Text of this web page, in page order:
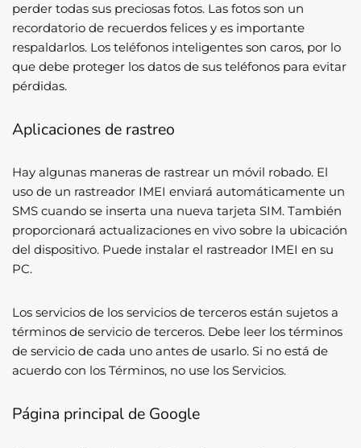
perder todas sus preciosas fotos. Las fotos son un
recordatorio de recuerdos felices y es importante
respaldarlos. Los teléfonos inteligentes son caros, por lo
que debe proteger los datos de sus teléfonos para evitar
pérdidas.
Aplicaciones de rastreo
Hay algunas maneras de rastrear un móvil robado. El
uso de un rastreador IMEI enviará automáticamente un
SMS cuando se inserta una nueva tarjeta SIM. También
proporcionará actualizaciones en vivo sobre la ubicación
del dispositivo. Puede instalar el rastreador IMEI en su
PC.
Los servicios de los servicios de terceros están sujetos a
términos de servicio de terceros. Debe leer los términos
de servicio de cada uno antes de usarlo. Si no está de
acuerdo con los Términos, no use los Servicios.
Página principal de Google